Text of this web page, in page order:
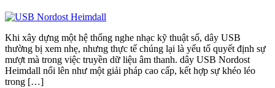
Khi xây dựng một hệ thống nghe nhạc kỹ thuật số, dây USB
thường bị xem nhẹ, nhưng thực tế chúng lại là yếu tố quyết định sự
mượt mà trong việc truyền dữ liệu âm thanh. dây USB Nordost
Heimdall nổi lên như một giải pháp cao cấp, kết hợp sự khéo léo
trong […]